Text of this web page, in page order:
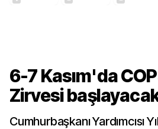
6-7 Kasım'da
Zirvesi
Cumhurbaşkanı Yardımcısı